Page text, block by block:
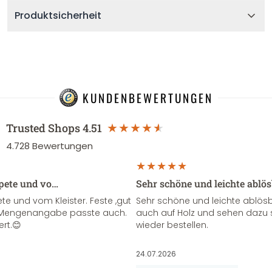
Produktsicherheit
KUNDENBEWERTUNGEN
Trusted Shops4.51
4.728 Bewertungen
und vo…
und vom Kleister. Feste ,gut
passte auch.
Sehr schöne und leichte
Sehr schöne und leichte
auch auf Holz und sehen
wieder bestellen.
24.07.2026